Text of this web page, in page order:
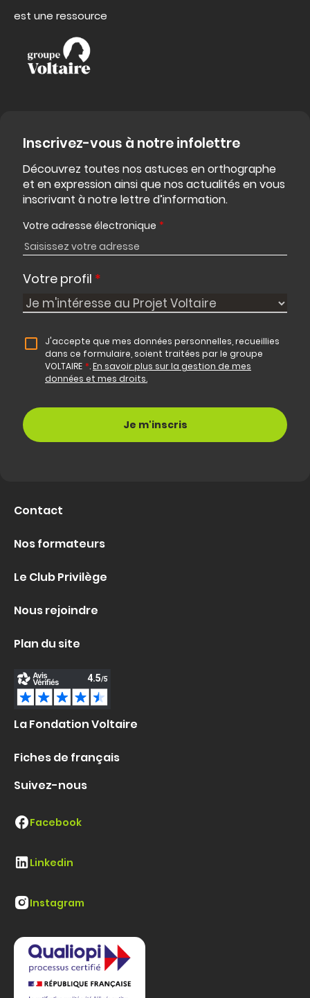
est une ressource
Inscrivez-vous à notre infolettre
Découvrez toutes nos astuces en orthographe
et en expression ainsi que nos actualités en vous
inscrivant à notre lettre d’information.
Votre adresse électronique *
Votre profil *
J'accepte que mes données personnelles, recueillies
dans ce formulaire, soient traitées par le groupe
VOLTAIRE *.En savoir plus sur la gestion de mes
données et mes droits.
Contact
Nos formateurs
Le Club Privilège
Nous rejoindre
Plan du site
La Fondation Voltaire
Fiches de français
Suivez-nous
Facebook
Linkedin
Instagram